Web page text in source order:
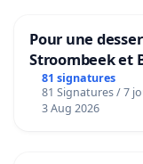
Pour une
Stroombeek et
bediening van
Voor
81 signatures
81 Signatures / 7
3 Aug 2026